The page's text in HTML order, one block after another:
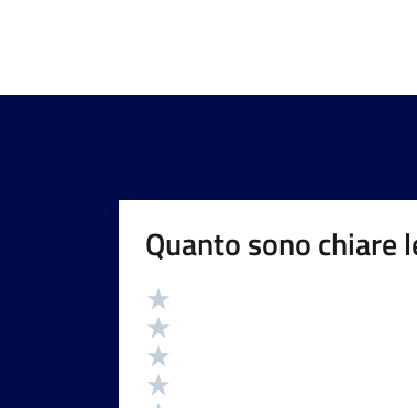
Quanto sono chiare
Valutazione